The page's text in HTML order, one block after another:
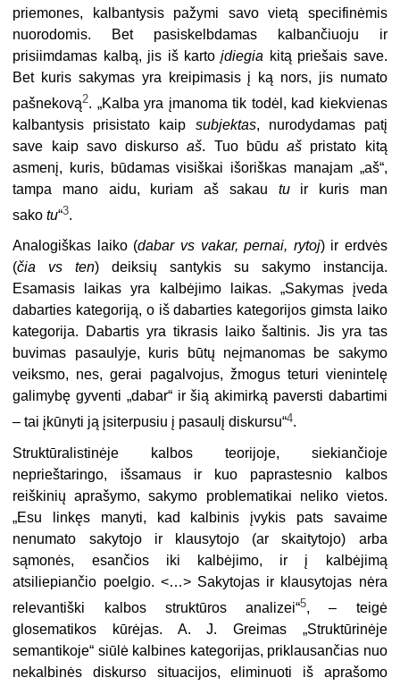
priemones, kalbantysis pažymi savo vietą specifinėmis
nuorodomis. Bet pasiskelbdamas kalbančiuoju ir
prisiimdamas kalbą, jis iš kartoįdiegia kitą priešais save.
Bet kuris sakymas yra kreipimasis į ką nors, jis numato
pašnekovą2. „Kalba yra įmanoma tik todėl, kad kiekvienas
kalbantysis prisistato kaip subjektas, nurodydamas patį
save kaip savo diskursoaš. Tuo būduaš pristato kitą
asmenį, kuris, būdamas visiškai išoriškas manajam „aš“,
tampa mano aidu, kuriam aš sakau tuir kuris man
sakotu“3.
Analogiškas laiko (dabar vs vakar, pernai, rytoj) ir erdvės
(čia vs ten) deiksių santykis su sakymo instancija.
Esamasis laikas yra kalbėjimo laikas. „Sakymas įveda
dabarties kategoriją, o iš dabarties kategorijos gimsta laiko
kategorija. Dabartis yra tikrasis laiko šaltinis. Jis yra tas
buvimas pasaulyje, kuris būtų neįmanomas be sakymo
veiksmo, nes, gerai pagalvojus, žmogus teturi vienintelę
galimybę gyventi „dabar“ ir šią akimirką paversti dabartimi
– tai įkūnyti ją įsiterpusiu į pasaulį diskursu“4.
Struktūralistinėje kalbos teorijoje, siekiančioje
neprieštaringo, išsamaus ir kuo paprastesnio kalbos
reiškinių aprašymo, sakymo problematikai neliko vietos.
„Esu linkęs manyti, kad kalbinis įvykis pats savaime
nenumato sakytojo ir klausytojo (ar skaitytojo) arba
sąmonės, esančios iki kalbėjimo, ir į kalbėjimą
atsiliepiančio poelgio. <…> Sakytojas ir klausytojas nėra
relevantiški kalbos struktūros analizei“5, – teigė
glosematikos kūrėjas. A. J. Greimas „Struktūrinėje
semantikoje“ siūlė kalbines kategorijas, priklausančias nuo
nekalbinės diskurso situacijos, eliminuoti iš aprašomo